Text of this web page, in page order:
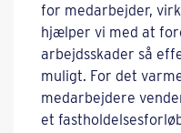
for medarbejder,
hjælper vi med at
arbejdsskader så
muligt. For det
medarbejdere
et